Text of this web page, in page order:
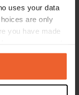
uses your data
are only
you have made
by clicking on